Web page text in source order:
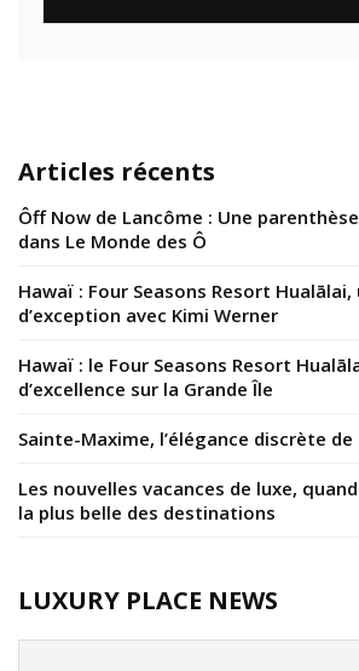
Articles récents
Ôff Now de Lancôme : Une
dans Le Monde des Ô
Hawaï : Four Seasons Resort
d’exception avec Kimi Werner
Hawaï : le Four Seasons Resort
d’excellence sur la Grande Île
Sainte-Maxime, l’élégance discrète de
Les nouvelles vacances de luxe,
la plus belle des destinations
LUXURY PLACE NEWS